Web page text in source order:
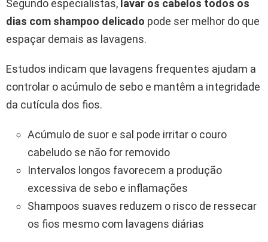
Segundo especialistas, lavar os cabelos todos os
dias com shampoo delicado pode ser melhor do que
espaçar demais as lavagens.
Estudos indicam que lavagens frequentes ajudam a
controlar o acúmulo de sebo e mantêm a integridade
da cutícula dos fios.
Acúmulo de suor e sal pode irritar o couro
cabeludo se não for removido
Intervalos longos favorecem a produção
excessiva de sebo e inflamações
Shampoos suaves reduzem o risco de ressecar
os fios mesmo com lavagens diárias